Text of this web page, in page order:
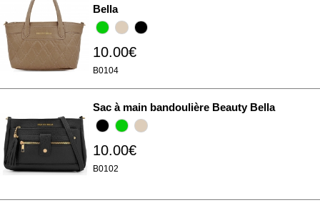
Bella
10.00€
B0104
Sac à main bandoulière Beauty Bella
10.00€
B0102